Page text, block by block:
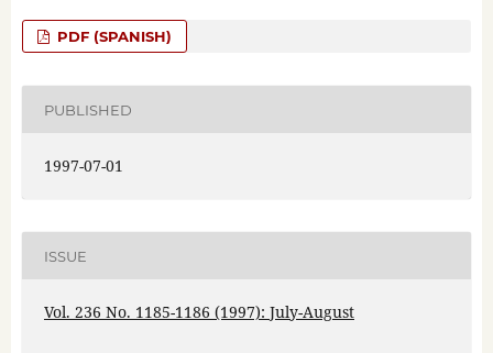
PDF (SPANISH)
PUBLISHED
1997-07-01
ISSUE
Vol. 236 No. 1185-1186 (1997): July-August